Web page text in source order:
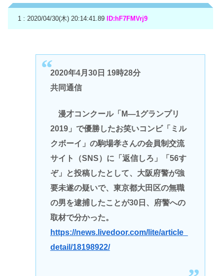
1 : 2020/04/30(木) 20:14:41.89 ID:hF7FMVrj9
2020年4月30日 19時28分
共同通信
漫才コンクール「M―1グランプリ
2019」で優勝したお笑いコンビ「ミル
クボーイ」の駒場孝さんの会員制交流
サイト（SNS）に「返信しろ」「56す
ぞ」と投稿したとして、大阪府警が強
要未遂の疑いで、東京都大田区の無職
の男を逮捕したことが30日、府警への
取材で分かった。
https://news.livedoor.com/lite/article_
detail/18198922/